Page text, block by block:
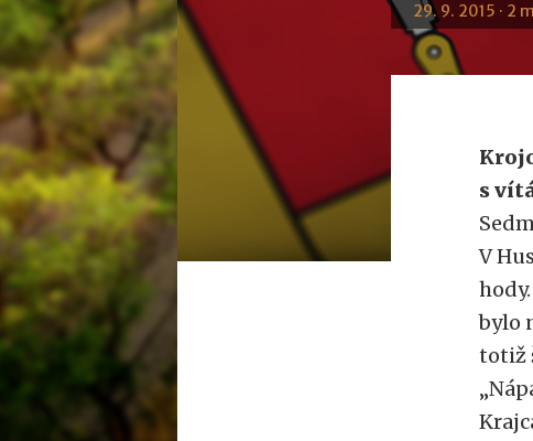
29. 9. 2015 · 2
s
V
bylo
totiž